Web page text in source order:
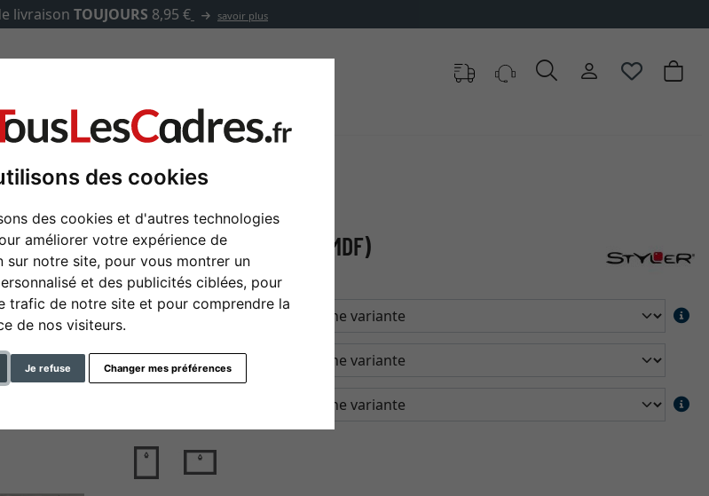
des cookies
des cookies et d'autres technologies
améliorer votre expérience de
sur notre site, pour vous montrer un
et des publicités ciblées, pour
trafic de notre site et pour comprendre la
de nos visiteurs.
Je refuse Changer mes préférences
livraison TOUJOURS 8,95 € savoir plus
Marques Accessoires
Cadre en bois Londres (MDF)
format